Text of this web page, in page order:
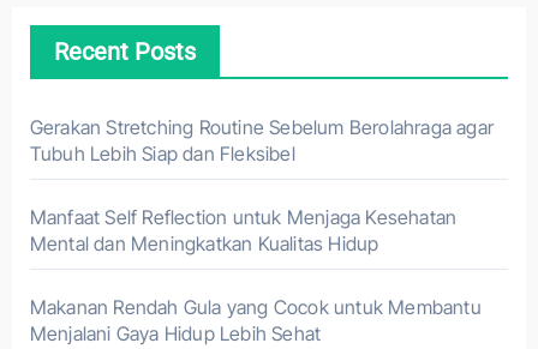
Recent Posts
Gerakan Stretching Routine Sebelum Berolahraga agar
Tubuh Lebih Siap dan Fleksibel
Manfaat Self Reflection untuk Menjaga Kesehatan
Mental dan Meningkatkan Kualitas Hidup
Makanan Rendah Gula yang Cocok untuk Membantu
Menjalani Gaya Hidup Lebih Sehat